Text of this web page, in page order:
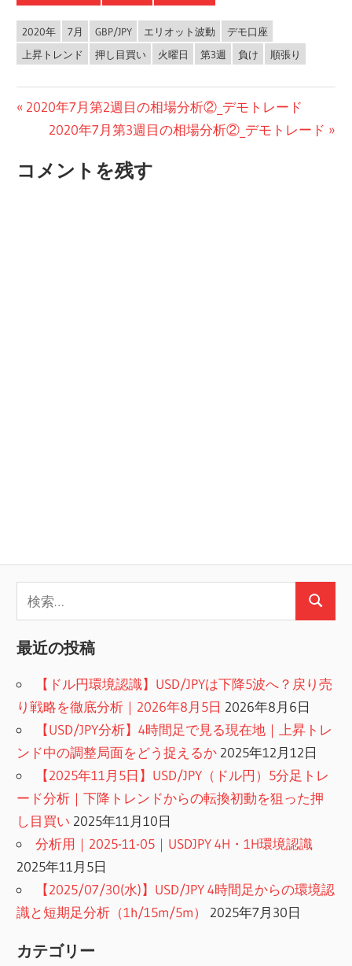
2020年 7月 GBP/JPY エリオット波動
デモ口座
上昇トレンド
押し目買い 火曜日 第3週 負け 順張り
投
ナ
前
稿:
2020年7月第2週目の相場分析②_デモトレード
次
投
2020年7月第3週目の相場分析②_デモトレード
コメントを残す
検
最近の投稿
【ドル円環境認識】USD/JPYは下降5波へ？戻り売
り戦略を徹底分析｜2026年8月5日 2026年8月6日
【USD/JPY分析】4時間足で見る現在地｜上昇トレ
ンド中の調整局面をどう捉えるか 2025年12月12日
【2025年11月5日】USD/JPY（ドル円）5分足トレ
ード分析｜下降トレンドからの転換初動を狙った押
し目買い 2025年11月10日
分析用｜2025-11-05｜USDJPY 4H・1H環境認識
2025年11月5日
【2025/07/30(水)】USD/JPY 4時間足からの環境認
識と短期足分析（1h/15m/5m）
2025年7月30日
カテゴリー